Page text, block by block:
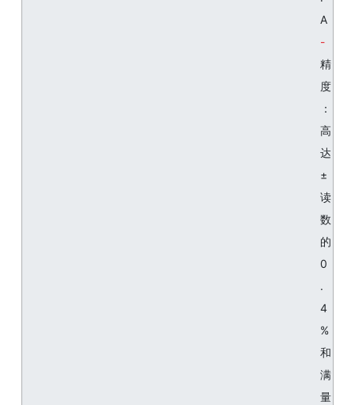
A
精
度
：
高
达
±
读
数
的
0
.
4
%
和
满
量